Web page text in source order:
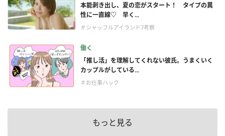
本能剥き出し、夏の恋がスタート！ タイプの異
性に一直線♡ 早く...
＃シャッフルアイランド7考察
働く
「推し活」を理解してくれない彼氏。うまくいく
カップルがしている...
＃お仕事ハック
もっと見る